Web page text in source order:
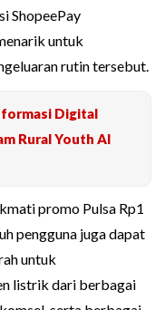
ShopeePay
untuk
rutin tersebut.
Digital
Rural Youth AI
promo Pulsa Rp1
pengguna juga dapat
untuk
listrik dari berbagai